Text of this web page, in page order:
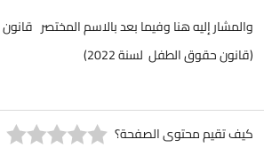
(قانون حقوق الطفل لسنة 2022)
كيف تقيم محتوى الصفحة؟